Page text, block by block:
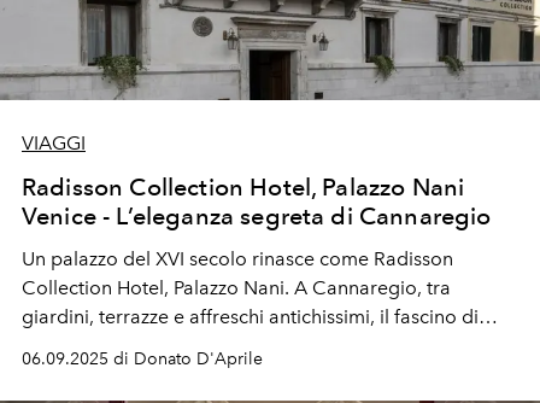
VIAGGI
Radisson Collection Hotel, Palazzo Nani
Venice - L’eleganza segreta di Cannaregio
Un palazzo del XVI secolo rinasce come Radisson
Collection Hotel, Palazzo Nani. A Cannaregio, tra
giardini, terrazze e affreschi antichissimi, il fascino di
06.09.2025 di Donato D'Aprile